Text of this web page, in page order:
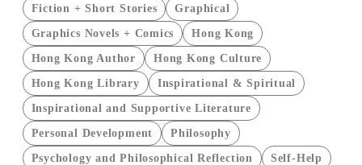
Fiction + Short Stories
Graphical
Graphics Novels + Comics
Hong Kong
Hong Kong Author
Hong Kong Culture
Hong Kong Library
Inspirational & Spiritual
Inspirational and Supportive Literature
Personal Development
Philosophy
Psychology and Philosophical Reflection
Self-Help